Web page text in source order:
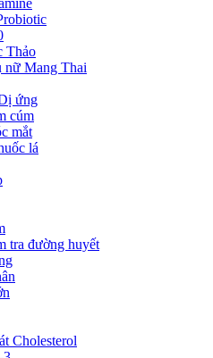
Thảo
nữ Mang Thai
ứng
cúm
mắt
lá
tra đường huyết
Cholesterol